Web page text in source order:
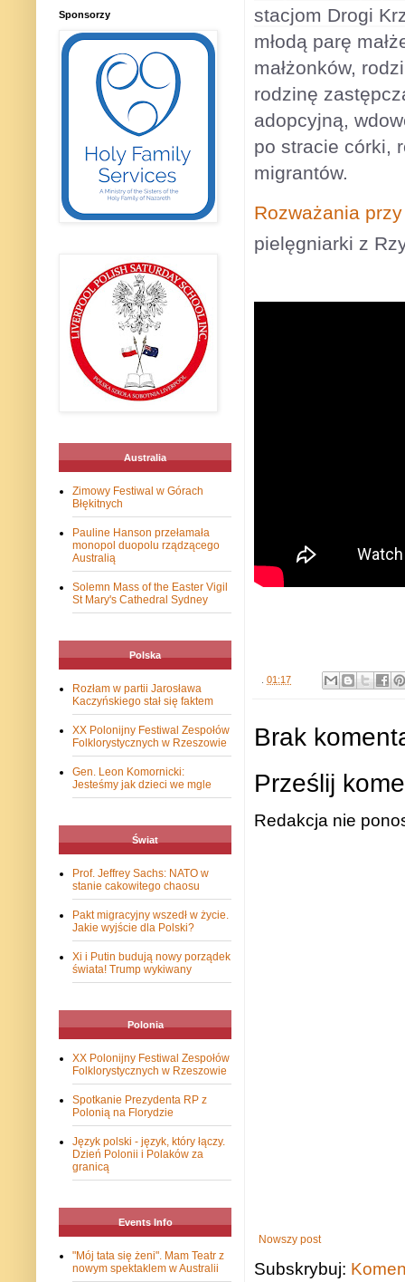
stacjom Drogi
młodą parę
małżonków,
rodzinę
adopcyjną,
po stracie córki,
migrantów.
Rozważania
pielęgniarki z
01:17
Brak
Prześlij
Redakcja nie
Nowszy post
Subskrybuj:
Sponsorzy
Australia
Zimowy Festiwal w Górach
Błękitnych
Pauline Hanson przełamała
monopol duopolu rządzącego
Australią
Solemn Mass of the Easter Vigil
St Mary's Cathedral Sydney
Polska
Rozłam w partii Jarosława
Kaczyńskiego stał się faktem
XX Polonijny Festiwal Zespołów
Folklorystycznych w Rzeszowie
Gen. Leon Komornicki:
Jesteśmy jak dzieci we mgle
Świat
Prof. Jeffrey Sachs: NATO w
stanie cakowitego chaosu
Pakt migracyjny wszedł w życie.
Jakie wyjście dla Polski?
Xi i Putin budują nowy porządek
świata! Trump wykiwany
Polonia
XX Polonijny Festiwal Zespołów
Folklorystycznych w Rzeszowie
Spotkanie Prezydenta RP z
Polonią na Florydzie
Język polski - język, który łączy.
Dzień Polonii i Polaków za
granicą
Events Info
"Mój tata się żeni". Mam Teatr z
nowym spektaklem w Australii